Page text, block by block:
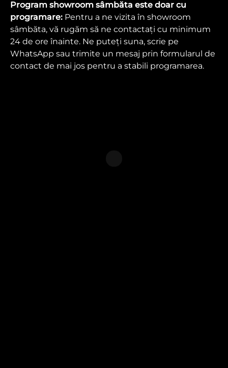
Program showroom sâmbăta este doar cu
programare: Pentru a ne vizita în showroom
sâmbăta, vă rugăm să ne contactați cu minimum
24 de ore înainte. Ne puteți suna, scrie pe
WhatsApp sau trimite un mesaj prin formularul de
contact de mai jos pentru a stabili programarea.